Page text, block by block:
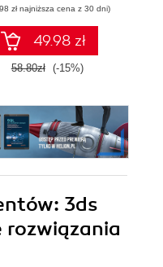
zł najniższa cena z 30 dni)
49.98 zł
58.80zł (-15%)
3ds
rozwiązania